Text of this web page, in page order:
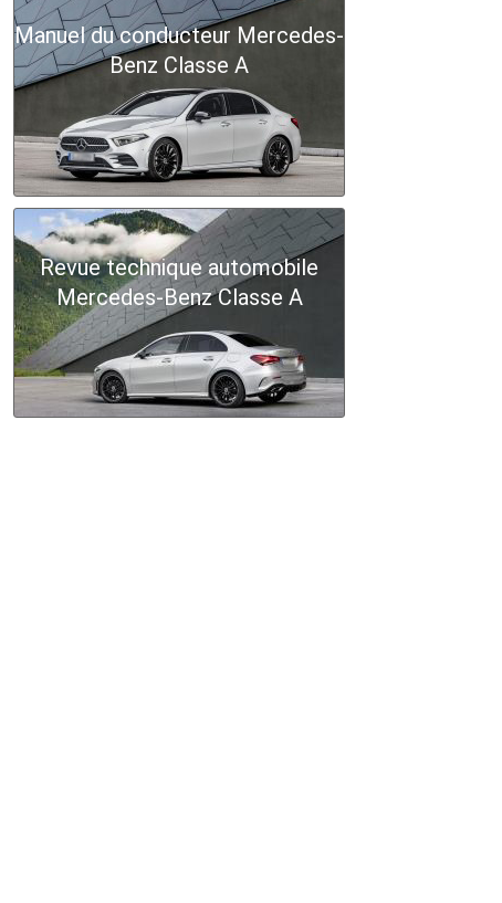
Manuel du conducteur Mercedes-
Benz Classe A
Revue technique automobile
Mercedes-Benz Classe A